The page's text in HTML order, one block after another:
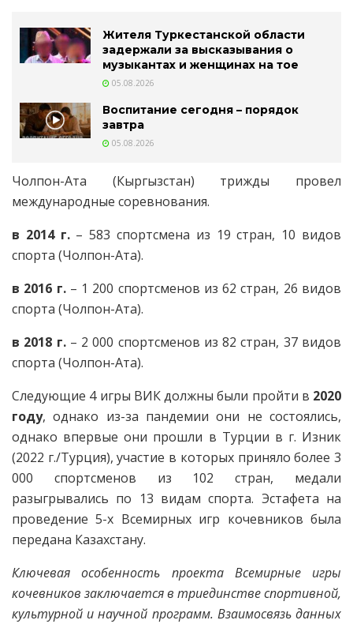
Жителя Туркестанской области
задержали за высказывания о
музыкантах и женщинах на тое
05.08.2026
Воспитание сегодня – порядок
завтра
05.08.2026
Чолпон-Ата (Кыргызстан) трижды провел
международные соревнования.
в 2014 г.– 583 спортсмена из 19 стран, 10 видов
спорта (Чолпон-Ата).
в 2016 г. – 1 200 спортсменов из 62 стран, 26 видов
спорта (Чолпон-Ата).
в 2018 г.– 2 000 спортсменов из 82 стран, 37 видов
спорта (Чолпон-Ата).
Следующие 4 игры ВИК должны были пройти в 2020
году, однако из-за пандемии они не состоялись,
однако впервые они прошли в Турции в г. Изник
(2022 г./Турция), участие в которых приняло более 3
000 спортсменов из 102 стран, медали
разыгрывались по 13 видам спорта. Эстафета на
проведение 5-х Всемирных игр кочевников была
передана Казахстану.
Ключевая особенность проекта Всемирные игры
кочевников заключается в триединстве спортивной,
культурной и научной программ. Взаимосвязь данных